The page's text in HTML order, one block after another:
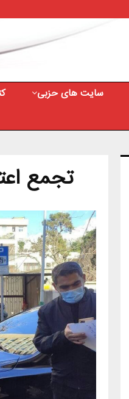
سایت های حزبی
تجمع